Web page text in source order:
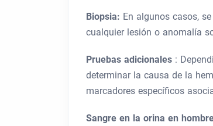
Biopsia: En algunos casos,
cualquier lesión o anomalía
Pruebas adicionales :
determinar la causa de la
marcadores específicos
Sangre en la orina en